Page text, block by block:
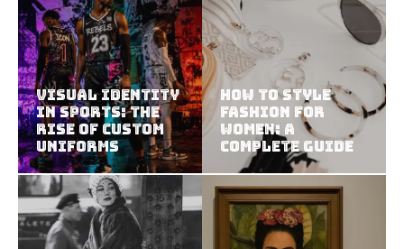
Visual Identity
in Sports: The
Rise of Custom
Uniforms
How to Style
Fashion for
Women: A
Complete Guide